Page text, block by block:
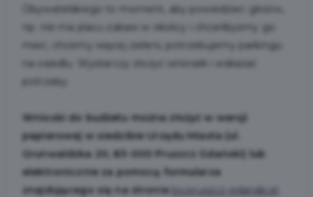
Obywatelskiego to moment, aby powiedzieć głośno,
np. nie ma placu zabaw w okolicy i chcielibyśmy go
mieć, chcemy więcej zieleni, potrzebujemy parkingu
na osiedlu. Wystarczy złożyć wniosek i wskazać
Wnioski do budżetu można złożyć w wersji
papierowej w siedzibie Urzędu Miasta (ul.
Grunwaldzka 20, 83-000 Pruszcz Gdański) lub
elektronicznie za pomocą formularza
znajdującego się na stronie bo.pruszcz-gdanski.pl